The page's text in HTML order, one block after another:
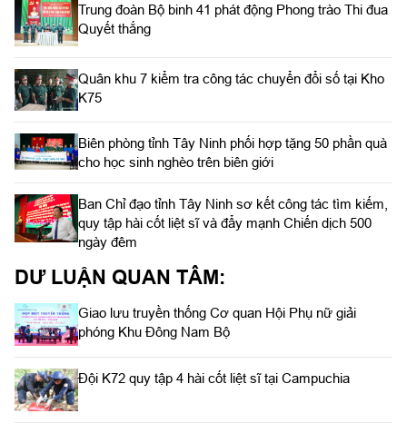
Trung đoàn Bộ binh 41 phát động Phong trào Thi đua
Quyết thắng
Quân khu 7 kiểm tra công tác chuyển đổi số tại Kho
K75
Biên phòng tỉnh Tây Ninh phối hợp tặng 50 phần quà
cho học sinh nghèo trên biên giới
Ban Chỉ đạo tỉnh Tây Ninh sơ kết công tác tìm kiếm,
quy tập hài cốt liệt sĩ và đẩy mạnh Chiến dịch 500
ngày đêm
DƯ LUẬN QUAN TÂM:
Giao lưu truyền thống Cơ quan Hội Phụ nữ giải
phóng Khu Đông Nam Bộ
Đội K72 quy tập 4 hài cốt liệt sĩ tại Campuchia